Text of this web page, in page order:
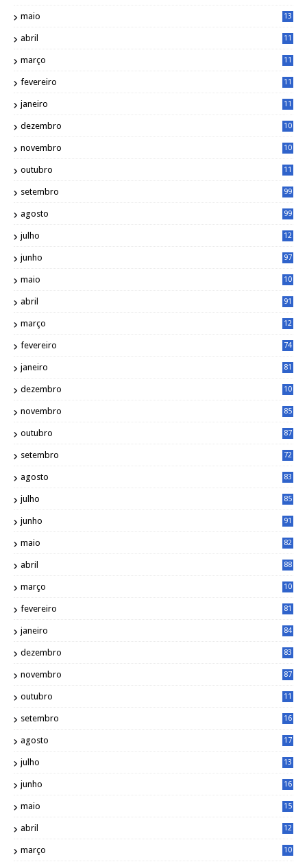
maio
13
abril
11
março
11
fevereiro
11
janeiro
11
dezembro
10
novembro
10
outubro
11
setembro 99
agosto 99
julho
12
junho 97
maio
10
abril 91
março
12
fevereiro 74
janeiro 81
dezembro
10
novembro 85
outubro 87
setembro 72
agosto 83
julho 85
junho 91
maio 82
abril 88
março
10
fevereiro 81
janeiro 84
dezembro 83
novembro 87
outubro
11
setembro
16
agosto
17
julho
13
junho
16
maio
15
abril
12
março
10